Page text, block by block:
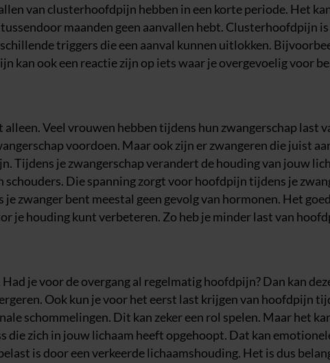
van clusterhoofdpijn hebben in een korte periode. Het
maanden geen aanvallen hebt. Clusterhoofdpijn
triggers die een aanval kunnen uitlokken.
kan ook een reactie zijn op iets waar je overgevoelig voor
Veel vrouwen hebben tijdens hun zwangerschap last
voordoen. Maar ook zijn er zwangeren die juist
Tijdens je zwangerschap verandert de houding van jouw
Die spanning zorgt voor hoofdpijn tijdens je
zwanger bent meestal geen gevolg van hormonen. Het
je houding kunt verbeteren. Zo heb je minder last van
je voor de overgang al regelmatig hoofdpijn? Dan kan
Ook kun je voor het eerst last krijgen van hoofdpijn
schommelingen. Dit kan zeker een rol spelen. Maar het
die zich in jouw lichaam heeft opgehoopt. Dat kan
is door een verkeerde lichaamshouding. Het is dus